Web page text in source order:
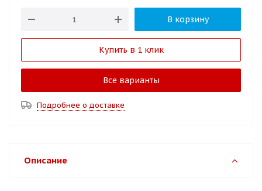
В корзину
Купить в 1 клик
Все варианты
Подробнее о доставке
Описание